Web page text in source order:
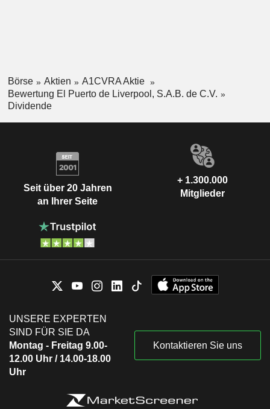
Börse Aktien
A1CVRA Aktie
Bewertung El Puerto de Liverpool, S.A.B. de C.V.
Dividende
Seit über 20 Jahren
an Ihrer Seite
+ 1.300.000
Mitglieder
UNSERE EXPERTEN
SIND FÜR SIE DA
Montag - Freitag 9.00-
12.00 Uhr / 14.00-18.00
Uhr
Kontaktieren Sie uns